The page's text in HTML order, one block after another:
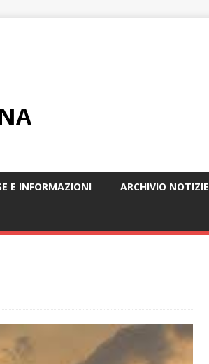
E INFORMAZIONI ARCHIVIO NOTIZIE